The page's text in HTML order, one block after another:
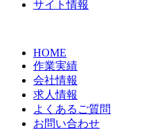
サイト情報
HOME
作業実績
会社情報
求人情報
よくあるご質問
お問い合わせ